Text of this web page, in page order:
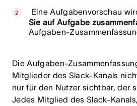
Eine Aufgabenvorschau
Sie auf Aufgabe
Aufgaben-
Die Aufgaben-
Mitglieder des Slack-Kanals
nur für den Nutzer sichtbar, der
Jedes Mitglied des Slack-